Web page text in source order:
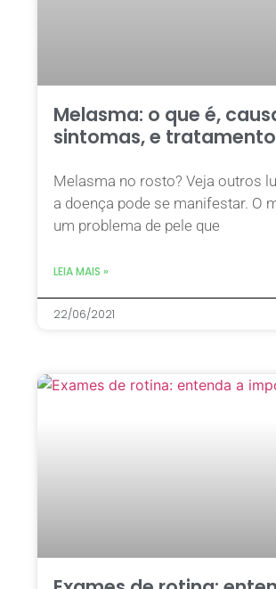
Melasma: o que é,
sintomas, e tratamento
Melasma no rosto? Veja outros
a doença pode se manifestar. O
um problema de pele que
LEIA MAIS »
22/06/2021